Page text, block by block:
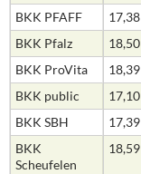
BKK PFAFF 17,38
BKK Pfalz
18,50
BKK ProVita
18,39
BKK public
17,10
BKK SBH
17,39
BKK
Scheufelen
18,59